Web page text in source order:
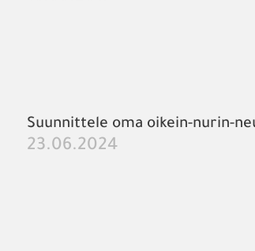
Suunnittele oma oikein-nurin-
23.06.2024